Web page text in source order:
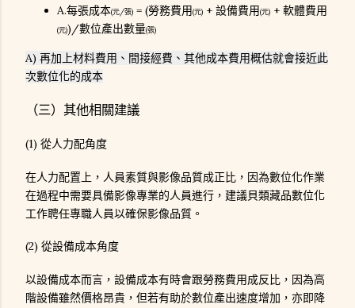
A.每張成本(元/張) = (勞務費用(元) + 設備費用(元) + 軟體費用
(元))/數位產出數量(張)
A) 再加上材料費用、間接經費、其他成本費用概估就會接近此
次數位化的成本
（三）其他相關建議
(1) 從人力配角度
在人力配置上，人員素質與影像品質成正比，因為數位化作業
在過程中需要具備影像專業的人員進行，建議貝類藏品數位化
工作聘任專職人員以確保影像品質。
(2) 從設備成本角度
以設備成本而言，設備成本有時會跟勞務費用成反比，因為高
階設備雖然價格昂貴，但若有助於數位產出速度增加，亦即降